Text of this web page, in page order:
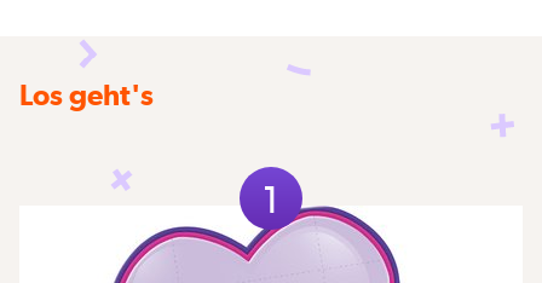
Los geht's
1